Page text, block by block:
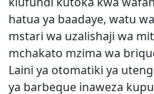
hatua ya baadaye, watu
mstari wa uzalishaji wa
mchakato mzima wa
Laini ya otomatiki ya
ya barbeque inaweza